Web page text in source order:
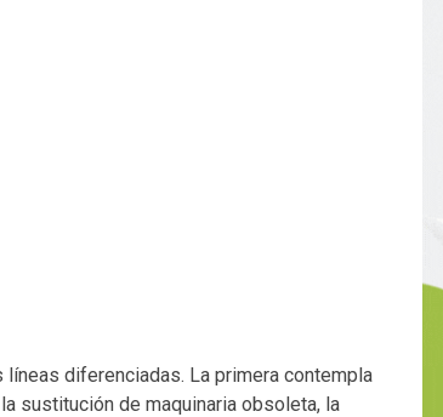
diferenciadas. La primera contempla
sustitución de maquinaria obsoleta, la